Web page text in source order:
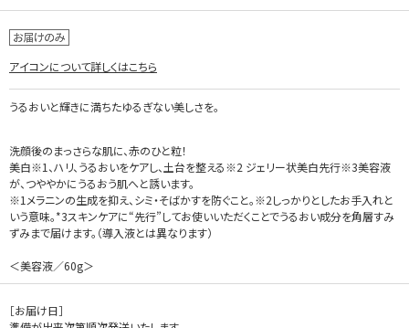
アイコンについて詳しくはこちら
うるおいと輝きに満ちたゆるぎない美しさを。
洗顔後のまっさらな肌に、赤のひと粒！
美白※1、ハリ、うるおいをケアし、土台を整える※2 ジェリー状美白先行※3美容液
が、つややかにうるおう肌へと誘います。
※1メラニンの生成を抑え、シミ・そばかすを防ぐこと。※2しっかりとしたお手入れと
いう意味。*3スキンケアに“先行”してお使いいただくことでうるおい成分を角層すみ
ずみまで届けます。（導入液とは異なります）
＜美容液／60g＞
［お届け日］